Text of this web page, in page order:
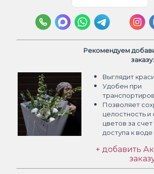
Рекомендуем
заказу:
Выглядит
Удобен при
Позволяет
целостность и
цветов за
доступа к воде
+ добавить